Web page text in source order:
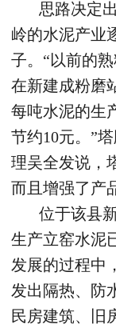
思路决定出
岭的水泥产业
子。“以前的
在新建成粉磨
每吨水泥的生
节约10元。”
理吴全发说，
而且增强了产
位于该县新
生产立窑水泥
发展的过程中
发出隔热、防
民房建筑、旧